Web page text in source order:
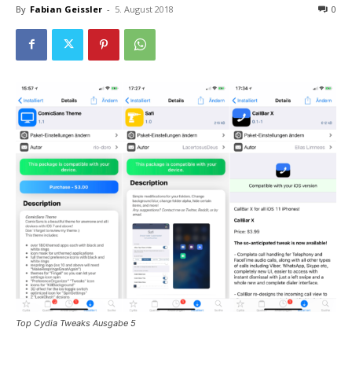
By Fabian Geissler - 5. August 2018 0
Top Cydia Tweaks Ausgabe 5